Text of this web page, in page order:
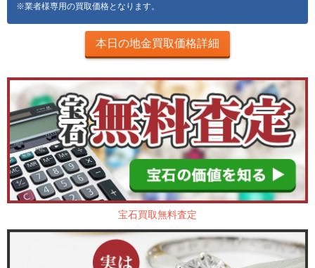
※業者様専用の買取価格となります。
本日の地金買取価格詳細
宝石買取無料査定